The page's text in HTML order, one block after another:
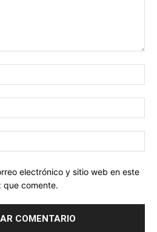
electrónico y sitio web en este
que comente.